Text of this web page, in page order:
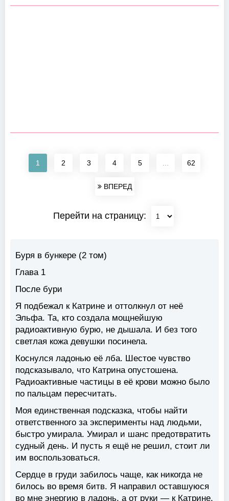
1 2 3 4 5 62
ВПЕРЕД
Перейти на страницу:
Буря в бункере (2 том)
Глава 1
После бури
Я подбежал к Катрине и оттолкнул от неё
Эльфа. Та, кто создала мощнейшую
радиоактивную бурю, не дышала. И без того
светлая кожа девушки посинела.
Коснулся ладонью её лба. Шестое чувство
подсказывало, что Катрина опустошена.
Радиоактивные частицы в её крови можно было
по пальцам пересчитать.
Моя единственная подсказка, чтобы найти
ответственного за эксперименты над людьми,
быстро умирала. Умирал и шанс предотвратить
судный день. И пусть я ещё не решил, стоит ли
им воспользоваться.
Сердце в груди забилось чаще, как никогда не
билось во время битв. Я направил оставшуюся
во мне энергию в ладонь, а от руки — к Катрине.